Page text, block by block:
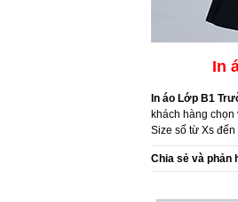
In
In áo Lớp B1
khách hàng chọn
Size số từ Xs đến
Chia sẻ và phản